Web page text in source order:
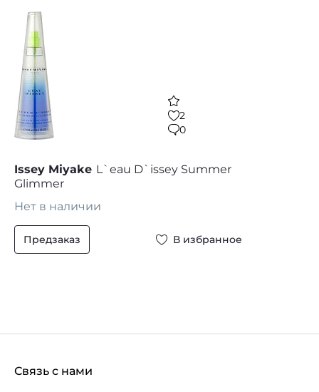
2
0
Issey Miyake L`eau D`issey Summer
Glimmer
Нет в наличии
Предзаказ В избранное
Связь с нами